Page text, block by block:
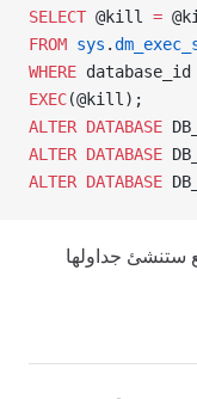
SELECT @kill =
FROM sys .
WHERE
EXEC(@kill);
ALTER DATABASE
ALTER DATABASE
ALTER DATABASE
ستنشئ جداولها